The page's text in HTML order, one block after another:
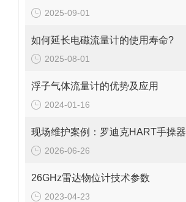
2025-09-01
如何延长电磁流量计的使用寿命?
2025-08-01
浮子气体流量计的优势及应用
2024-01-16
2026-06-26
26GHz雷达物位计技术参数
2023-04-23